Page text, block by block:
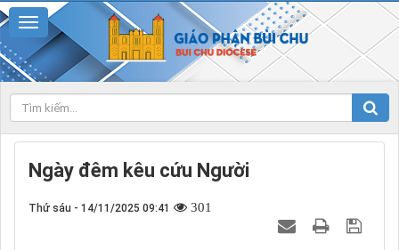
Ngày đêm kêu cứu Người
Thứ sáu - 14/11/2025 09:41 301